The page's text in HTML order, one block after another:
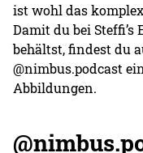
ist wohl das
Damit du bei
behältst, findest du
@nimbus.podcast
Abbildungen.